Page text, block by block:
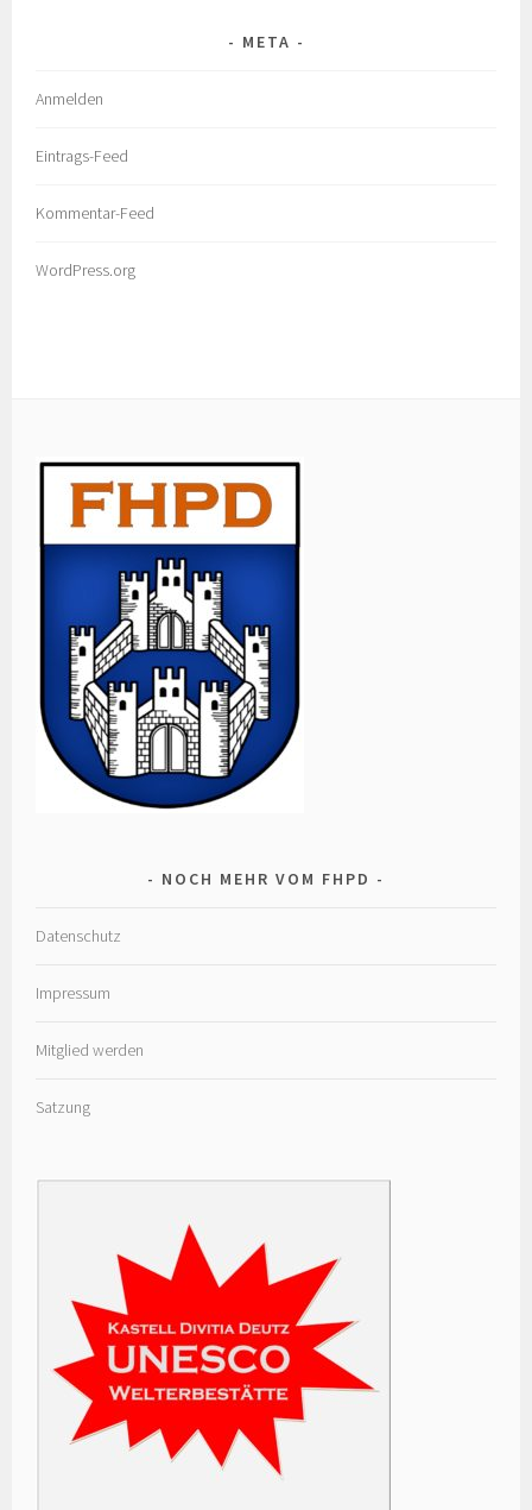
META
Anmelden
Eintrags-Feed
Kommentar-Feed
WordPress.org
NOCH MEHR VOM FHPD
Datenschutz
Impressum
Mitglied werden
Satzung